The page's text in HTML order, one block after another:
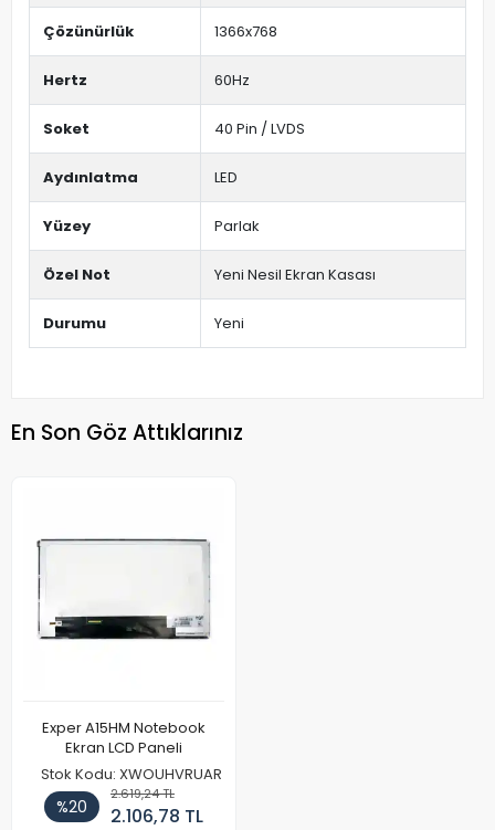
Çözünürlük 1366x768
Hertz 60Hz
Soket 40 Pin / LVDS
Aydınlatma LED
Yüzey Parlak
Özel Not Yeni Nesil Ekran Kasası
Durumu Yeni
En Son Göz Attıklarınız
Exper A15HM Notebook
Ekran LCD Paneli
Stok Kodu: XWOUHVRUAR
%20
2.619,24 TL
2.106,78 TL